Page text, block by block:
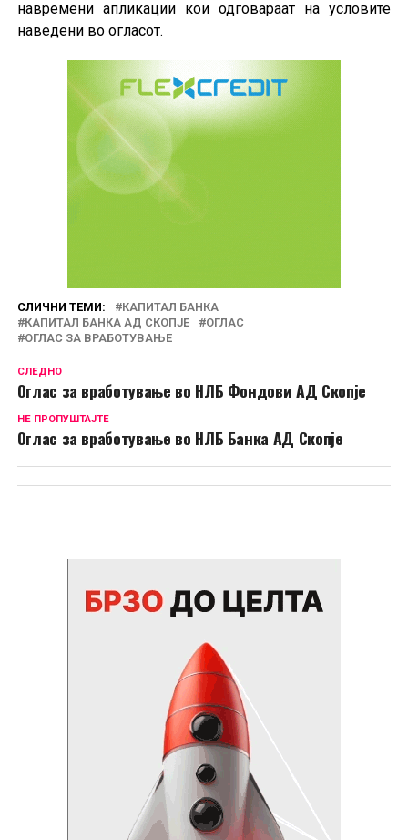
навремени апликации кои одговараат на условите
наведени во огласот.
СЛИЧНИ ТЕМИ:
КАПИТАЛ БАНКА
КАПИТАЛ БАНКА АД СКОПЈЕ
ОГЛАС
ОГЛАС ЗА ВРАБОТУВАЊЕ
СЛЕДНО
Оглас за вработување во НЛБ Фондови АД Скопје
НЕ ПРОПУШТАЈТЕ
Оглас за вработување во НЛБ Банка АД Скопје